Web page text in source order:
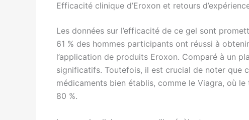
Efficacité clinique d’Eroxon et retours
Les données sur l’efficacité de ce gel sont
61 % des hommes participants ont réussi à
l’application de produits Eroxon. Comparé à un
significatifs. Toutefois, il est crucial de noter que
médicaments bien établis, comme le Viagra, où
80 %.